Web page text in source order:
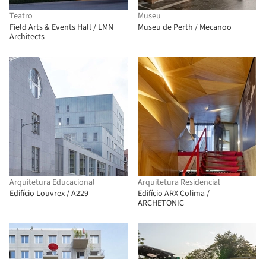
Teatro
Field Arts & Events Hall / LMN
Architects
Museu
Museu de Perth / Mecanoo
Arquitetura Educacional
Edifício Louvrex / A229
Arquitetura Residencial
Edifício ARX Colima /
ARCHETONIC